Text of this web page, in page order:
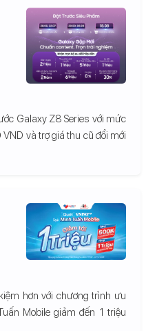
Galaxy Z8 Series với mức
và trợ giá thu cũ đổi mới
hơn với chương trình ưu
Mobile giảm đến 1 triệu